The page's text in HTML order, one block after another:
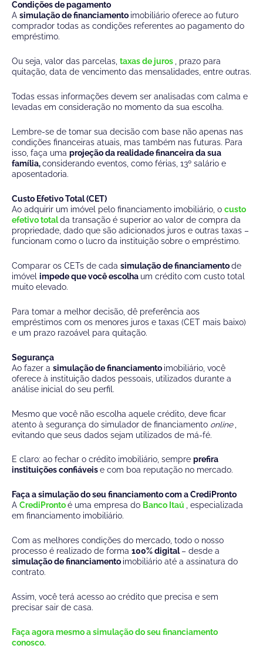
Condições de pagamento
A simulação de financiamento imobiliário oferece ao futuro
comprador todas as condições referentes ao pagamento do
empréstimo.
Ou seja, valor das parcelas, taxas de juros
, prazo para
quitação, data de vencimento das mensalidades, entre outras.
Todas essas informações devem ser analisadas com calma e
levadas em consideração no momento da sua escolha.
Lembre-se de tomar sua decisão com base não apenas nas
condições financeiras atuais, mas também nas futuras. Para
isso, faça uma projeção da realidade financeira da sua
família,considerando eventos, como férias, 13º salário e
aposentadoria.
Custo Efetivo Total (CET)
Ao adquirir um imóvel pelo financiamento imobiliário, o custo
efetivo totalda transação é superior ao valor de compra da
propriedade, dado que são adicionados juros e outras taxas –
funcionam como o lucro da instituição sobre o empréstimo.
Comparar os CETs de cada simulação de financiamentode
imóvel impede que você escolha um crédito com custo total
muito elevado.
Para tomar a melhor decisão, dê preferência aos
empréstimos com os menores juros e taxas (CET mais baixo)
e um prazo razoável para quitação.
Segurança
Ao fazer a simulação de financiamento imobiliário, você
oferece à instituição dados pessoais, utilizados durante a
análise inicial do seu perfil.
Mesmo que você não escolha aquele crédito, deve ficar
atento à segurança do simulador de financiamento online
evitando que seus dados sejam utilizados de má-fé.
E claro: ao fechar o crédito imobiliário, sempre prefira
instituições confiáveise com boa reputação no mercado.
Faça a simulação do seu financiamento com a CrediPronto
A CrediProntoé uma empresa do Banco Itaú , especializada
em financiamento imobiliário.
Com as melhores condições do mercado, todo o nosso
processo é realizado de forma 100% digital– desde a
simulação de financiamento imobiliário até a assinatura do
contrato.
Assim, você terá acesso ao crédito que precisa e sem
precisar sair de casa.
Faça agora mesmo a simulação do seu financiamento
conosco.